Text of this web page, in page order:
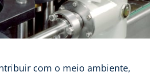
com o meio ambiente,